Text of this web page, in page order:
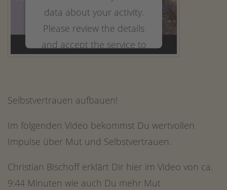
data about your activity.
Please review the details
and accept the service to
Management Platform&
Selbstvertrauen aufbauen!
Im folgenden Video bekommst Du wertvollen
Impulse über Mut und Selbstvertrauen.
Christian Bischoff erklärt Dir hier im Video von ca.
9:44 Minuten wie auch Du mehr Mut